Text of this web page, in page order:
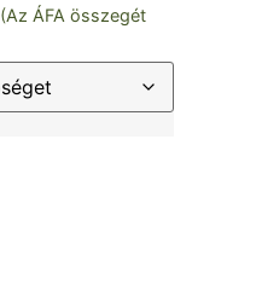
(Az ÁFA összegét